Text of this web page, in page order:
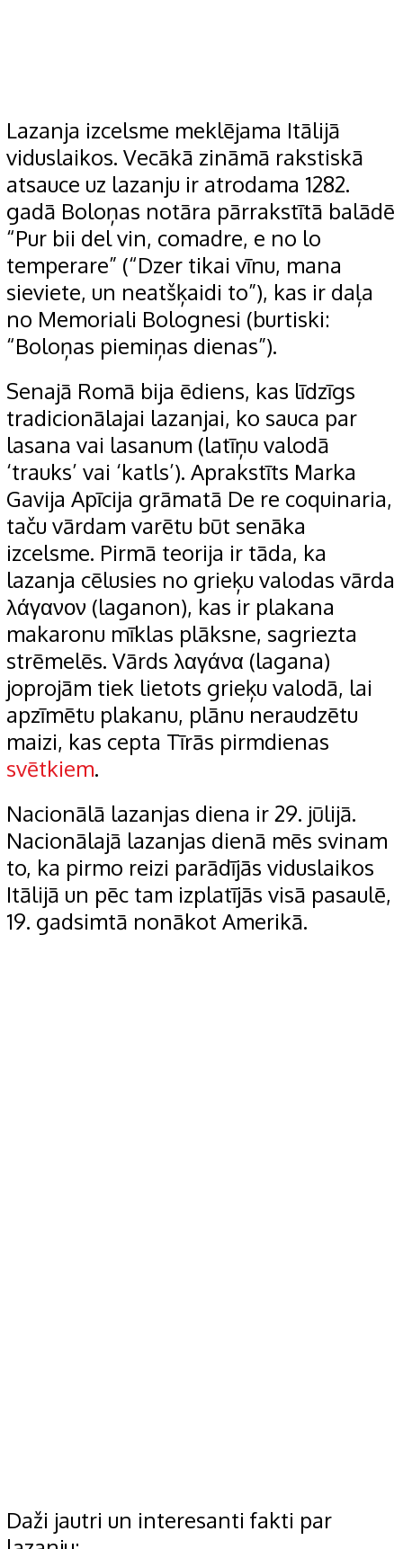
Lazanja izcelsme meklējama Itālijā
viduslaikos. Vecākā zināmā rakstiskā
atsauce uz lazanju ir atrodama 1282.
gadā Boloņas notāra pārrakstītā balādē
“Pur bii del vin, comadre, e no lo
temperare” (“Dzer tikai vīnu, mana
sieviete, un neatšķaidi to”), kas ir daļa
no Memoriali Bolognesi (burtiski:
“Boloņas piemiņas dienas”).
Senajā Romā bija ēdiens, kas līdzīgs
tradicionālajai lazanjai, ko sauca par
lasana vai lasanum (latīņu valodā
‘trauks’ vai ‘katls’). Aprakstīts Marka
Gavija Apīcija grāmatā De re coquinaria,
taču vārdam varētu būt senāka
izcelsme. Pirmā teorija ir tāda, ka
lazanja cēlusies no grieķu valodas vārda
λάγανον (laganon), kas ir plakana
makaronu mīklas plāksne, sagriezta
strēmelēs. Vārds λαγάνα (lagana)
joprojām tiek lietots grieķu valodā, lai
apzīmētu plakanu, plānu neraudzētu
maizi, kas cepta Tīrās pirmdienas
svētkiem.
Nacionālā lazanjas diena ir 29. jūlijā.
Nacionālajā lazanjas dienā mēs svinam
to, ka pirmo reizi parādījās viduslaikos
Itālijā un pēc tam izplatījās visā pasaulē,
19. gadsimtā nonākot Amerikā.
Daži jautri un interesanti fakti par